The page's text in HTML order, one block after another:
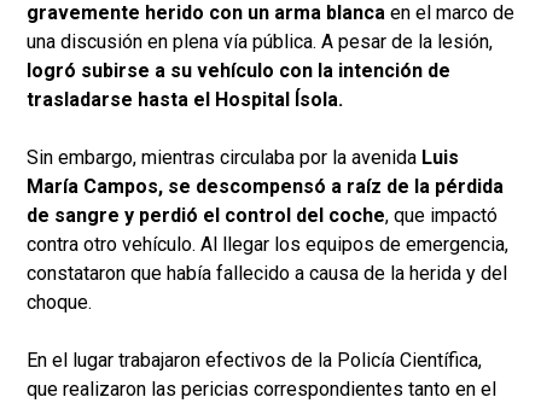
gravemente herido con un arma blanca en el marco de
una discusión en plena vía pública. A pesar de la lesión,
logró subirse a su vehículo con la intención de
trasladarse hasta el Hospital Ísola.
Sin embargo, mientras circulaba por la avenida Luis
María Campos, se descompensó a raíz de la pérdida
de sangre y perdió el control del coche, que impactó
contra otro vehículo. Al llegar los equipos de emergencia,
constataron que había fallecido a causa de la herida y del
choque.
En el lugar trabajaron efectivos de la Policía Científica,
que realizaron las pericias correspondientes tanto en el